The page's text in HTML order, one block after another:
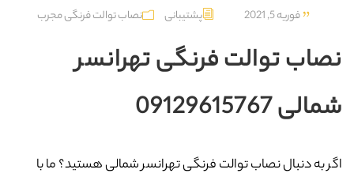
فوریه 5, 2021 پشتیبانی نصاب توالت فرنگی مجرب
نصاب توالت فرنگی تهرانسر
شمالی 09129615767
اگر به دنبال نصاب توالت فرنگی تهرانسر شمالی هستید؟ ما با